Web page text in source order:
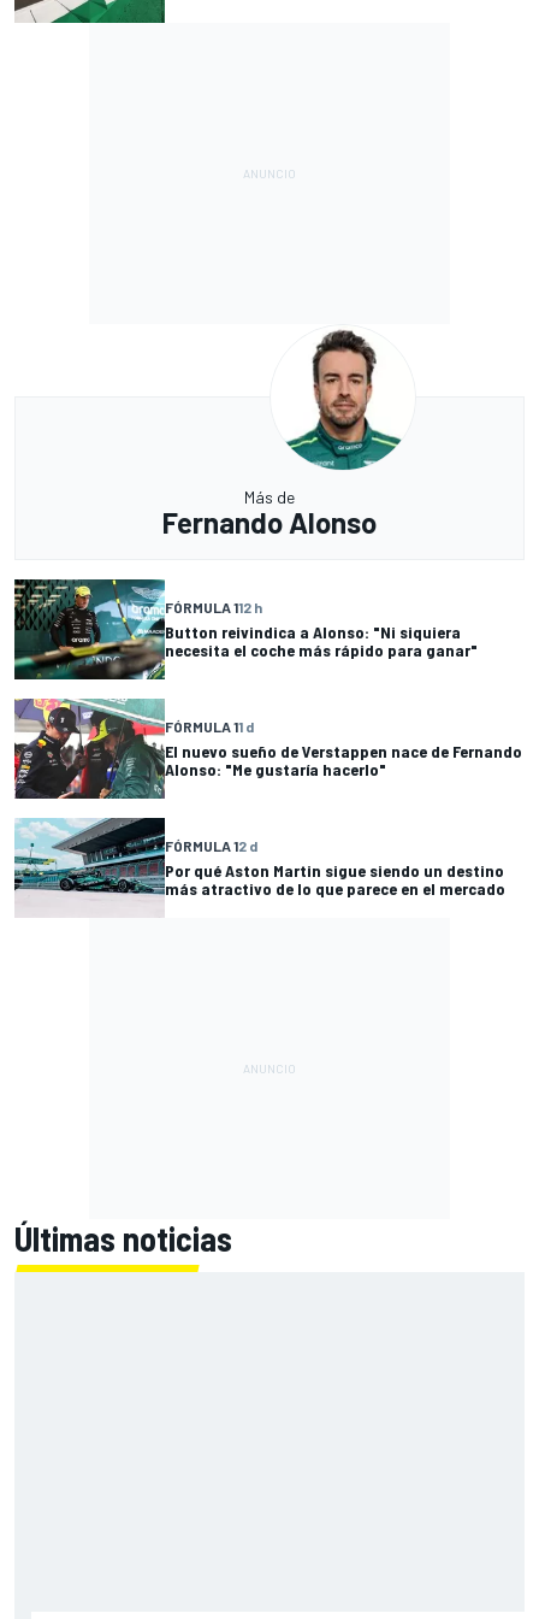
Más de
Fernando Alonso
FÓRMULA 112 h
Button reivindica a Alonso: "Ni siquiera
necesita el coche más rápido para ganar"
FÓRMULA 11 d
El nuevo sueño de Verstappen nace de Fernando
Alonso: "Me gustaría hacerlo"
FÓRMULA 12 d
Por qué Aston Martin sigue siendo un destino
más atractivo de lo que parece en el mercado
Últimas noticias